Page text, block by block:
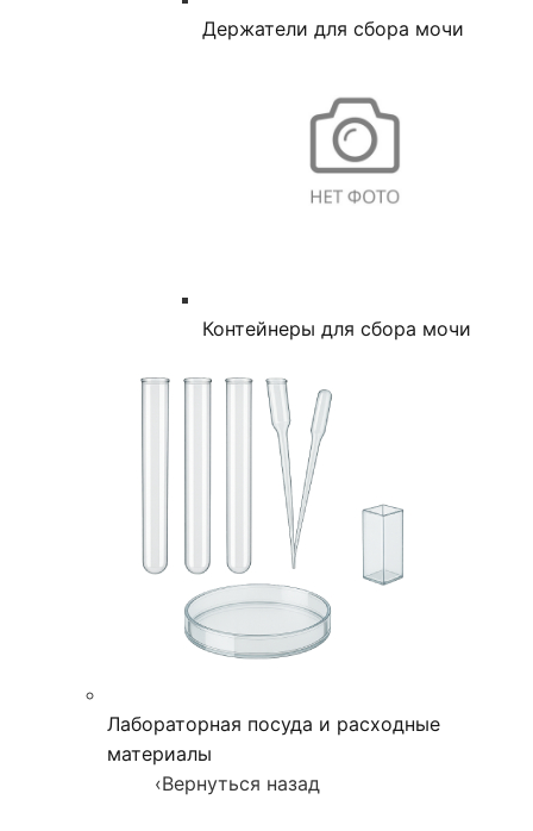
Держатели для сбора мочи
Контейнеры для сбора мочи
Лабораторная посуда и расходные
материалы
‹Вернуться назад